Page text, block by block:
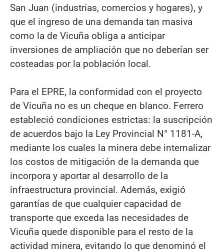
San Juan (industrias, comercios y hogares), y
que el ingreso de una demanda tan masiva
como la de Vicuña obliga a anticipar
inversiones de ampliación que no deberían ser
costeadas por la población local.
Para el EPRE, la conformidad con el proyecto
de Vicuña no es un cheque en blanco. Ferrero
estableció condiciones estrictas: la suscripción
de acuerdos bajo la Ley Provincial N° 1181-A,
mediante los cuales la minera debe internalizar
los costos de mitigación de la demanda que
incorpora y aportar al desarrollo de la
infraestructura provincial. Además, exigió
garantías de que cualquier capacidad de
transporte que exceda las necesidades de
Vicuña quede disponible para el resto de la
actividad minera, evitando lo que denominó el